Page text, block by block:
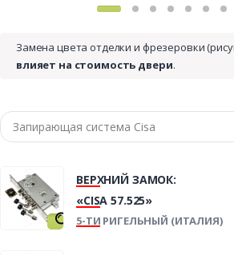
Замена цвета отделки и фрезеровки
влияет на стоимость двери.
ВЕРХНИЙ ЗАМОК:
«CISA 57.525»
5-ТИ РИГЕЛЬНЫЙ (ИТАЛИЯ)